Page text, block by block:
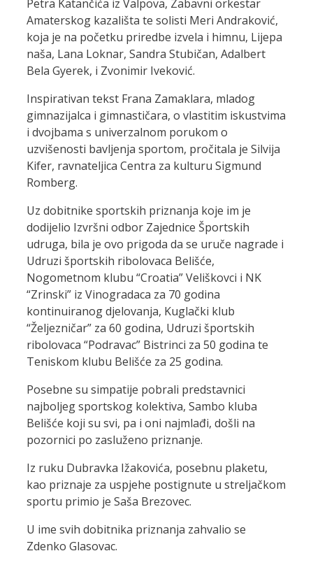
Petra Katančića iz Valpova, Zabavni orkestar
Amaterskog kazališta te solisti Meri Andraković,
koja je na početku priredbe izvela i himnu, Lijepa
naša, Lana Loknar, Sandra Stubičan, Adalbert
Bela Gyerek, i Zvonimir Iveković.
Inspirativan tekst Frana Zamaklara, mladog
gimnazijalca i gimnastičara, o vlastitim iskustvima
i dvojbama s univerzalnom porukom o
uzvišenosti bavljenja sportom, pročitala je Silvija
Kifer, ravnateljica Centra za kulturu Sigmund
Romberg.
Uz dobitnike sportskih priznanja koje im je
dodijelio Izvršni odbor Zajednice Športskih
udruga, bila je ovo prigoda da se uruče nagrade i
Udruzi športskih ribolovaca Belišće,
Nogometnom klubu “Croatia” Veliškovci i NK
“Zrinski” iz Vinogradaca za 70 godina
kontinuiranog djelovanja, Kuglački klub
“Željezničar” za 60 godina, Udruzi športskih
ribolovaca “Podravac” Bistrinci za 50 godina te
Teniskom klubu Belišće za 25 godina.
Posebne su simpatije pobrali predstavnici
najboljeg sportskog kolektiva, Sambo kluba
Belišće koji su svi, pa i oni najmlađi, došli na
pozornici po zasluženo priznanje.
Iz ruku Dubravka Ižakovića, posebnu plaketu,
kao priznaje za uspjehe postignute u streljačkom
sportu primio je Saša Brezovec.
U ime svih dobitnika priznanja zahvalio se
Zdenko Glasovac.